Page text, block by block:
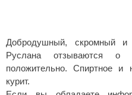
Добродушный, скромный
Руслана отзываются о
положительно. Спиртное и
курит.